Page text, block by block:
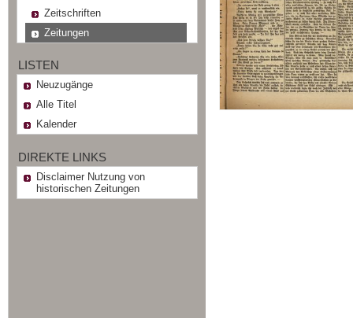
Zeitschriften
Zeitungen
LISTEN
Neuzugänge
Alle Titel
Kalender
DIREKTE LINKS
Disclaimer Nutzung von
historischen Zeitungen